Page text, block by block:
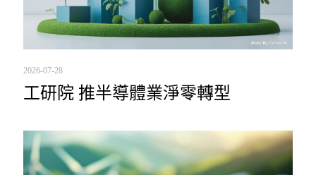
2026-07-28
工研院 推半導體業淨零轉型